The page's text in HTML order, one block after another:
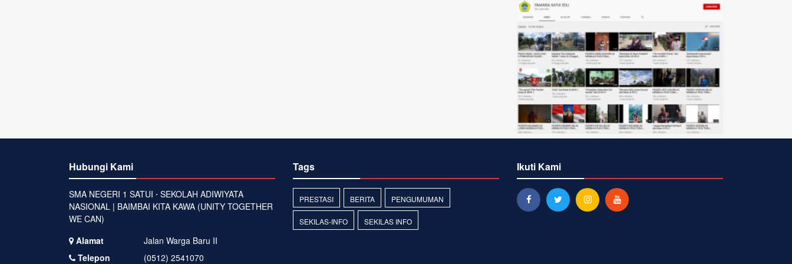
Hubungi Kami
SMA NEGERI 1 SATUI ⋅ SEKOLAH ADIWIYATA
NASIONAL | BAIMBAI KITA KAWA (UNITY TOGETHER
WE CAN)
Alamat
Jalan Warga Baru II
Telepon
(0512) 2541070
Tags
PRESTASI BERITA PENGUMUMAN
SEKILAS-INFO SEKILAS INFO
Ikuti Kami